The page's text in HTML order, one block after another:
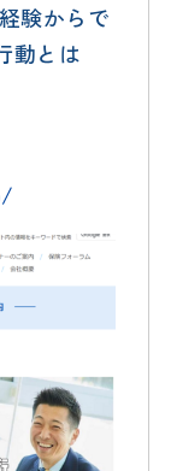
験からで
動とは